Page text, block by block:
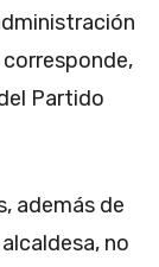
Partido
además de
no